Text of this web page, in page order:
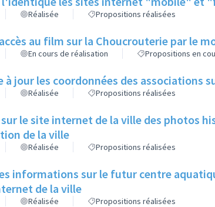
Réalisée Propositions réalisées
au film sur la Choucrouterie par le
En cours de réalisation Propositions en
à jour les coordonnées des associations
Réalisée Propositions réalisées
le site internet de la ville des photos
de la ville
Réalisée Propositions réalisées
informations sur le futur centre
de la ville
Réalisée Propositions réalisées